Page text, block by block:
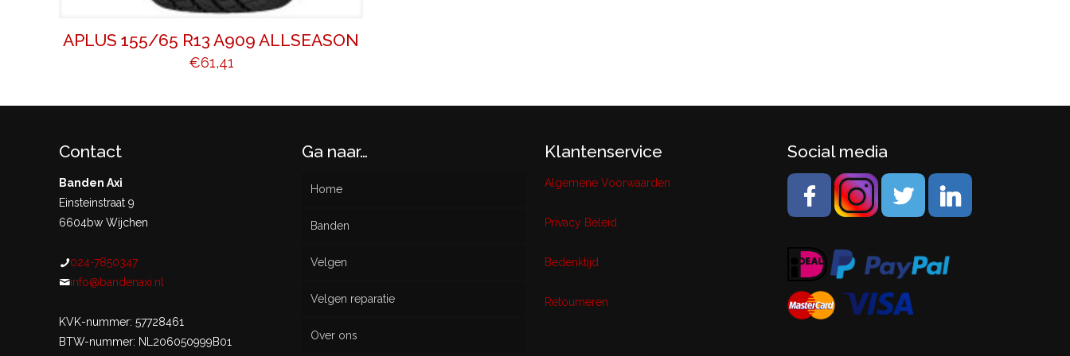
APLUS 155/65 R13 A909 ALLSEASON
€61,41
Contact
Banden Axi
Einsteinstraat 9
6604bw Wijchen
024-7850347
info@bandenaxi.nl
KVK-nummer: 57728461
BTW-nummer: NL206050999B01
Ga naar…
Home
Banden
Nieuw
Gebruikt
Velgen
Velgen reparatie
Over ons
Klantenservice
Algemene Voorwaarden
Privacy Beleid
Bedenktijd
Retourneren
Social media